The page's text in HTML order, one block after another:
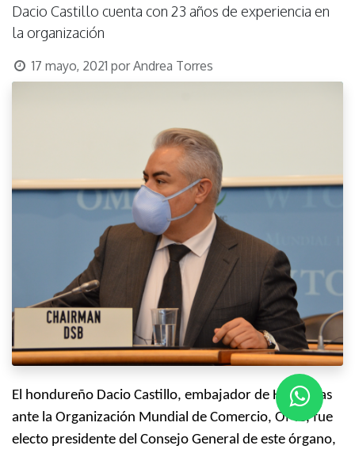
Dacio Castillo cuenta con 23 años de experiencia en
la organización
17 mayo, 2021 porAndrea Torres
El hondureño Dacio Castillo, embajador de Honduras
ante la Organización Mundial de Comercio, OMC, fue
electo presidente del Consejo General de este órgano,